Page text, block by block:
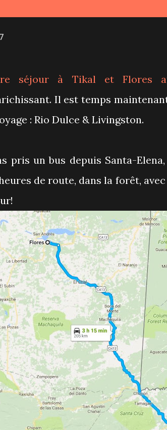
séjour à Tikal et Flores
Il est temps
: Rio Dulce & Livingston.
pris un bus depuis Santa-
de route, dans la forêt,